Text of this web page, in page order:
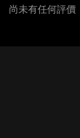
尚未有任何評價